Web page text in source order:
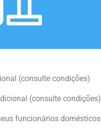
(consulte condições)
(consulte condições)
funcionários domésticos